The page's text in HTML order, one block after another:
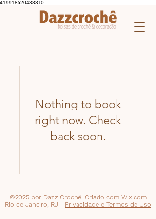
419918520438310
Nothing to book
right now. Check
back soon.
©2025 por Dazz Crochê. Criado com Wix.com
Rio de Janeiro, RJ - Privacidade e Termos de Uso